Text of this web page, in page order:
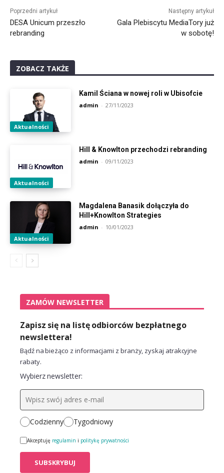
Poprzedni artykuł
DESA Unicum przeszło
rebranding
Następny artykuł
Gala Plebiscytu MediaTory już
w sobotę!
ZOBACZ TAKŻE
Aktualności
Kamil Ściana w nowej roli w Ubisofcie
admin - 27/11/2023
Aktualności
Hill & Knowlton przechodzi rebranding
admin - 09/11/2023
Aktualności
Magdalena Banasik dołączyła do
Hill+Knowlton Strategies
admin - 10/01/2023
ZAMÓW NEWSLETTER
Zapisz się na listę odbiorców bezpłatnego
newslettera!
Bądź na bieżąco z informacjami z branży, zyskaj atrakcyjne
rabaty.
Wybierz newsletter:
Codzienny Tygodniowy
Akceptuję regulamin i politykę prywatności